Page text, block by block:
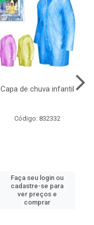
Capa de chuva infantil
Código: 832332
Faça seu login ou
cadastre-se para
ver preços e
comprar